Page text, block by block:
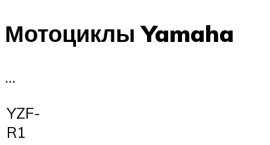
Мотоциклы Yamaha
…
YZF-
R1